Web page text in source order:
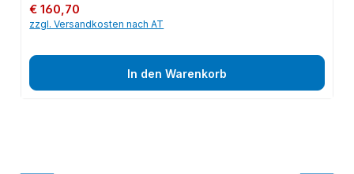
Regulärer Preis:
€ 160,70
zzgl. Versandkosten nach AT
In den Warenkorb